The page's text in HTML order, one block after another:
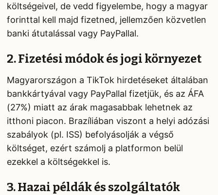
költségeivel, de vedd figyelembe, hogy a magyar
forinttal kell majd fizetned, jellemzően közvetlen
banki átutalással vagy PayPallal.
2. Fizetési módok és jogi környezet
Magyarországon a TikTok hirdetéseket általában
bankkártyával vagy PayPallal fizetjük, és az ÁFA
(27%) miatt az árak magasabbak lehetnek az
itthoni piacon. Brazíliában viszont a helyi adózási
szabályok (pl. ISS) befolyásolják a végső
költséget, ezért számolj a platformon belül
ezekkel a költségekkel is.
3. Hazai példák és szolgáltatók